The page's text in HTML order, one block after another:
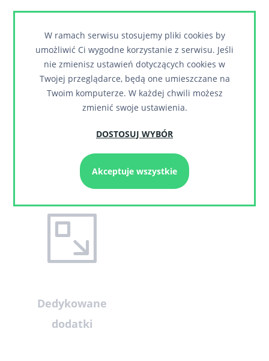
dokumentów via
e-mail
pracownikami i
ich kontrolą
Dedykowane
dodatki
W ramach serwisu stosujemy pliki cookies by
umożliwić Ci wygodne korzystanie z serwisu. Jeśli
nie zmienisz ustawień dotyczących cookies w
Twojej przeglądarce, będą one umieszczane na
Twoim komputerze. W każdej chwili możesz
zmienić swoje ustawienia.
DOSTOSUJ WYBÓR
Akceptuje wszystkie